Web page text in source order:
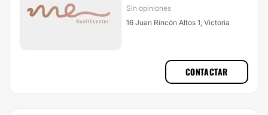
Sin opiniones
16 Juan Rincón Altos 1, Victoria
CONTACTAR